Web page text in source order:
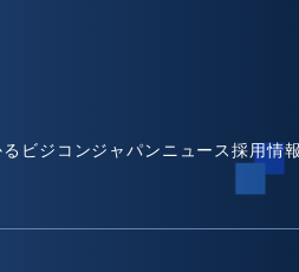
ビジコンジャパン ニュース採用情報